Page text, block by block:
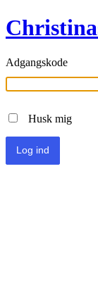
Adgangskode
Husk mig